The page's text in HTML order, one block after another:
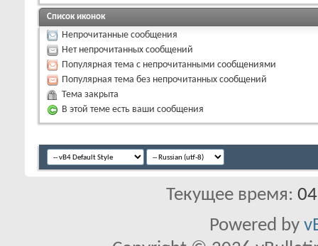
Список иконок
Непрочитанные сообщения
Нет непрочитанных сообщений
Популярная тема с непрочитанными сообщениями
Популярная тема без непрочитанных сообщений
Тема закрыта
В этой теме есть ваши сообщения
Текущее время:
Powered by